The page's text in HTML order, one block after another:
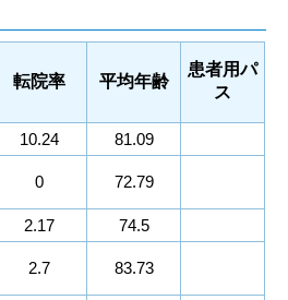
転院率 平均年齢
患者用パ
ス
10.24 81.09
0 72.79
2.17 74.5
2.7 83.73